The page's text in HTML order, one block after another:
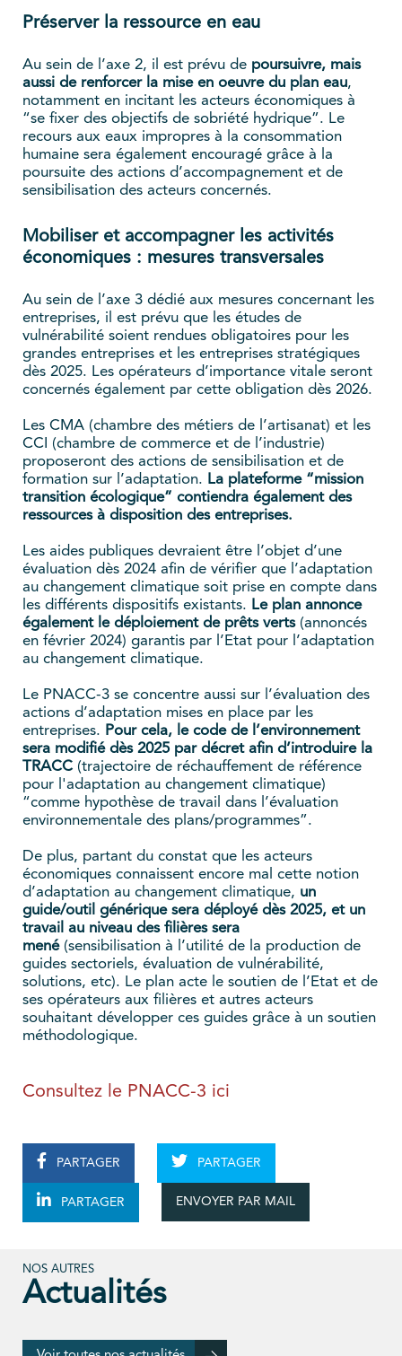
Préserver la ressource en eau
Au sein de l’axe 2, il est prévu de poursuivre, mais
aussi de renforcer la mise en oeuvre du plan eau,
notamment en incitant les acteurs économiques à
“se fixer des objectifs de sobriété hydrique”. Le
recours aux eaux impropres à la consommation
humaine sera également encouragé grâce à la
poursuite des actions d’accompagnement et de
sensibilisation des acteurs concernés.
Mobiliser et accompagner les activités
économiques : mesures transversales
Au sein de l’axe 3 dédié aux mesures concernant les
entreprises, il est prévu que les études de
vulnérabilité soient rendues obligatoires pour les
grandes entreprises et les entreprises stratégiques
dès 2025. Les opérateurs d’importance vitale seront
concernés également par cette obligation dès 2026.
Les CMA (chambre des métiers de l’artisanat) et les
CCI (chambre de commerce et de l’industrie)
proposeront des actions de sensibilisation et de
formation sur l’adaptation. La plateforme “mission
transition écologique” contiendra également des
ressources à disposition des entreprises.
Les aides publiques devraient être l’objet d’une
évaluation dès 2024 afin de vérifier que l’adaptation
au changement climatique soit prise en compte dans
les différents dispositifs existants. Le plan annonce
également le déploiement de prêts verts (annoncés
en février 2024) garantis par l’Etat pour l’adaptation
au changement climatique.
Le PNACC-3 se concentre aussi sur l’évaluation des
actions d’adaptation mises en place par les
entreprises. Pour cela, le code de l’environnement
sera modifié dès 2025 par décret afin d’introduire la
TRACC (trajectoire de réchauffement de référence
pour l'adaptation au changement climatique)
“comme hypothèse de travail dans l’évaluation
environnementale des plans/programmes”.
De plus, partant du constat que les acteurs
économiques connaissent encore mal cette notion
d’adaptation au changement climatique, un
guide/outil générique sera déployé dès 2025, et un
travail au niveau des filières sera
mené(sensibilisation à l’utilité de la production de
guides sectoriels, évaluation de vulnérabilité,
solutions, etc). Le plan acte le soutien de l’Etat et de
ses opérateurs aux filières et autres acteurs
souhaitant développer ces guides grâce à un soutien
méthodologique.
Consultez le PNACC-3 ici
PARTAGER PARTAGER
PARTAGER ENVOYER PAR MAIL
NOS AUTRES
Actualités